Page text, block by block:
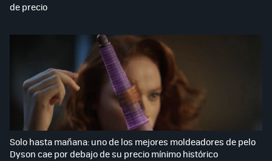
de precio
Solo hasta mañana: uno de los mejores moldeadores de pelo
Dyson cae por debajo de su precio mínimo histórico